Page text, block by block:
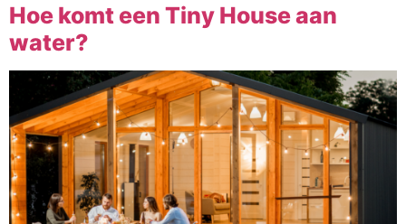
Hoe komt een Tiny House aan
water?